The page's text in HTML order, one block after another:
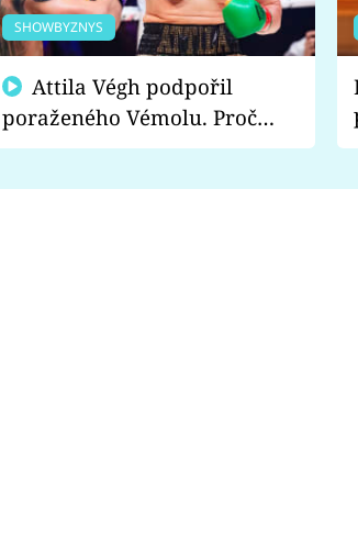
SHOWBYZNYS
poraženého Vémolu. Proč
chce raději zápasit s ním než